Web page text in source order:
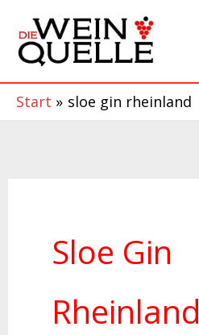
Inhalt
springen
Start sloe gin rheinland
Sloe Gin
Rheinland